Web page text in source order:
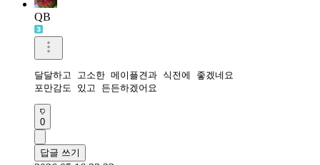
QB
달달하고 고소한 메이플견과 식전에 좋겠네요
포만감도 있고 든든하겠어요
0
답글 쓰기